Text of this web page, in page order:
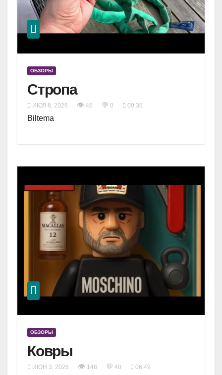
ОБЗОРЫ
Стропа
ИЮЛ 8, 2026 👁 46 💬 0 00:36
Biltema
ОБЗОРЫ
Ковры
ИЮН 3, 2026 👁 148 💬 40 06:49